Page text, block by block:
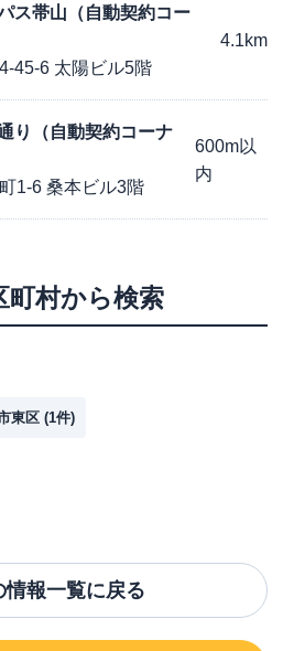
ス帯山（自動契約コー
45-6 太陽ビル5階
4.1km
り（自動契約コーナ
1-6 桑本ビル3階
600m以
内
町村から検索
東区 (1件)
情報一覧に戻る